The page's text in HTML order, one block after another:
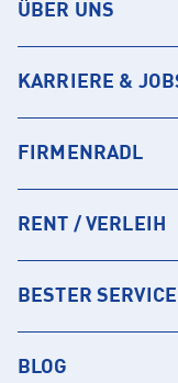
ÜBER UNS
KARRIERE &
FIRMENRADL
RENT / VERLEIH
BESTER SERVICE
BLOG